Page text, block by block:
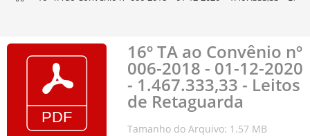
16º TA ao Convênio nº
006-2018 - 01-12-2020
- 1.467.333,33 - Leitos
de Retaguarda
Tamanho do Arquivo: 1.57 MB